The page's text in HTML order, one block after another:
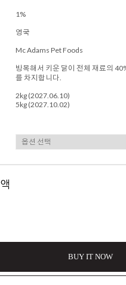
1%
영국
Mc Adams Pet Foods
방목해서 키운 닭이 전체 재료의
를 차지합니다.
2kg (2027.06.10)
5kg (2027.10.02)
BUY IT NOW